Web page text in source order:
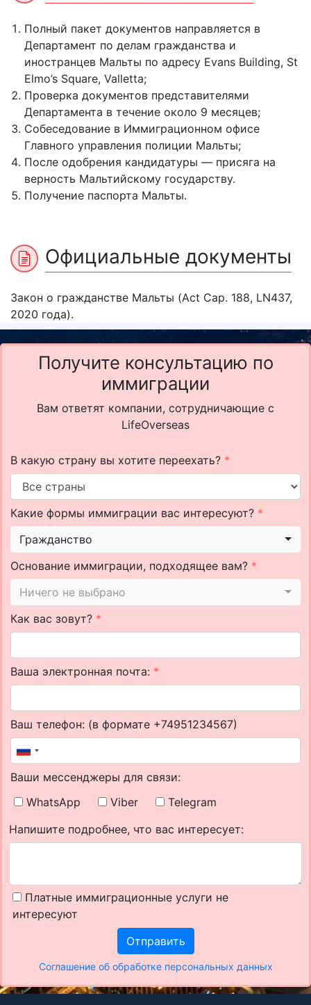
Полный пакет документов направляется в
Департамент по делам гражданства и
иностранцев Мальты по адресу Evans Building, St
Elmo’s Square, Valletta;
Проверка документов представителями
Департамента в течение около 9 месяцев;
Собеседование в Иммиграционном офисе
Главного управления полиции Мальты;
После одобрения кандидатуры — присяга на
верность Мальтийскому государству.
Получение паспорта Мальты.
Официальные документы
Закон о гражданстве Мальты (Act Cap. 188, LN437,
2020 года).
Получите консультацию по
иммиграции
Вам ответят компании, сотрудничающие с
LifeOverseas
В какую страну вы хотите переехать? *
Какие формы иммиграции вас интересуют? *
Гражданство
Основание иммиграции, подходящее вам? *
Ничего не выбрано
Как вас зовут? *
Ваша электронная почта: *
Ваш телефон: (в формате +74951234567)
Ваши мессенджеры для связи:
WhatsApp
Viber
Telegram
Напишите подробнее, что вас интересует:
Платные иммиграционные услуги не
интересуют
Отправить
Соглашение об обработке персональных данных